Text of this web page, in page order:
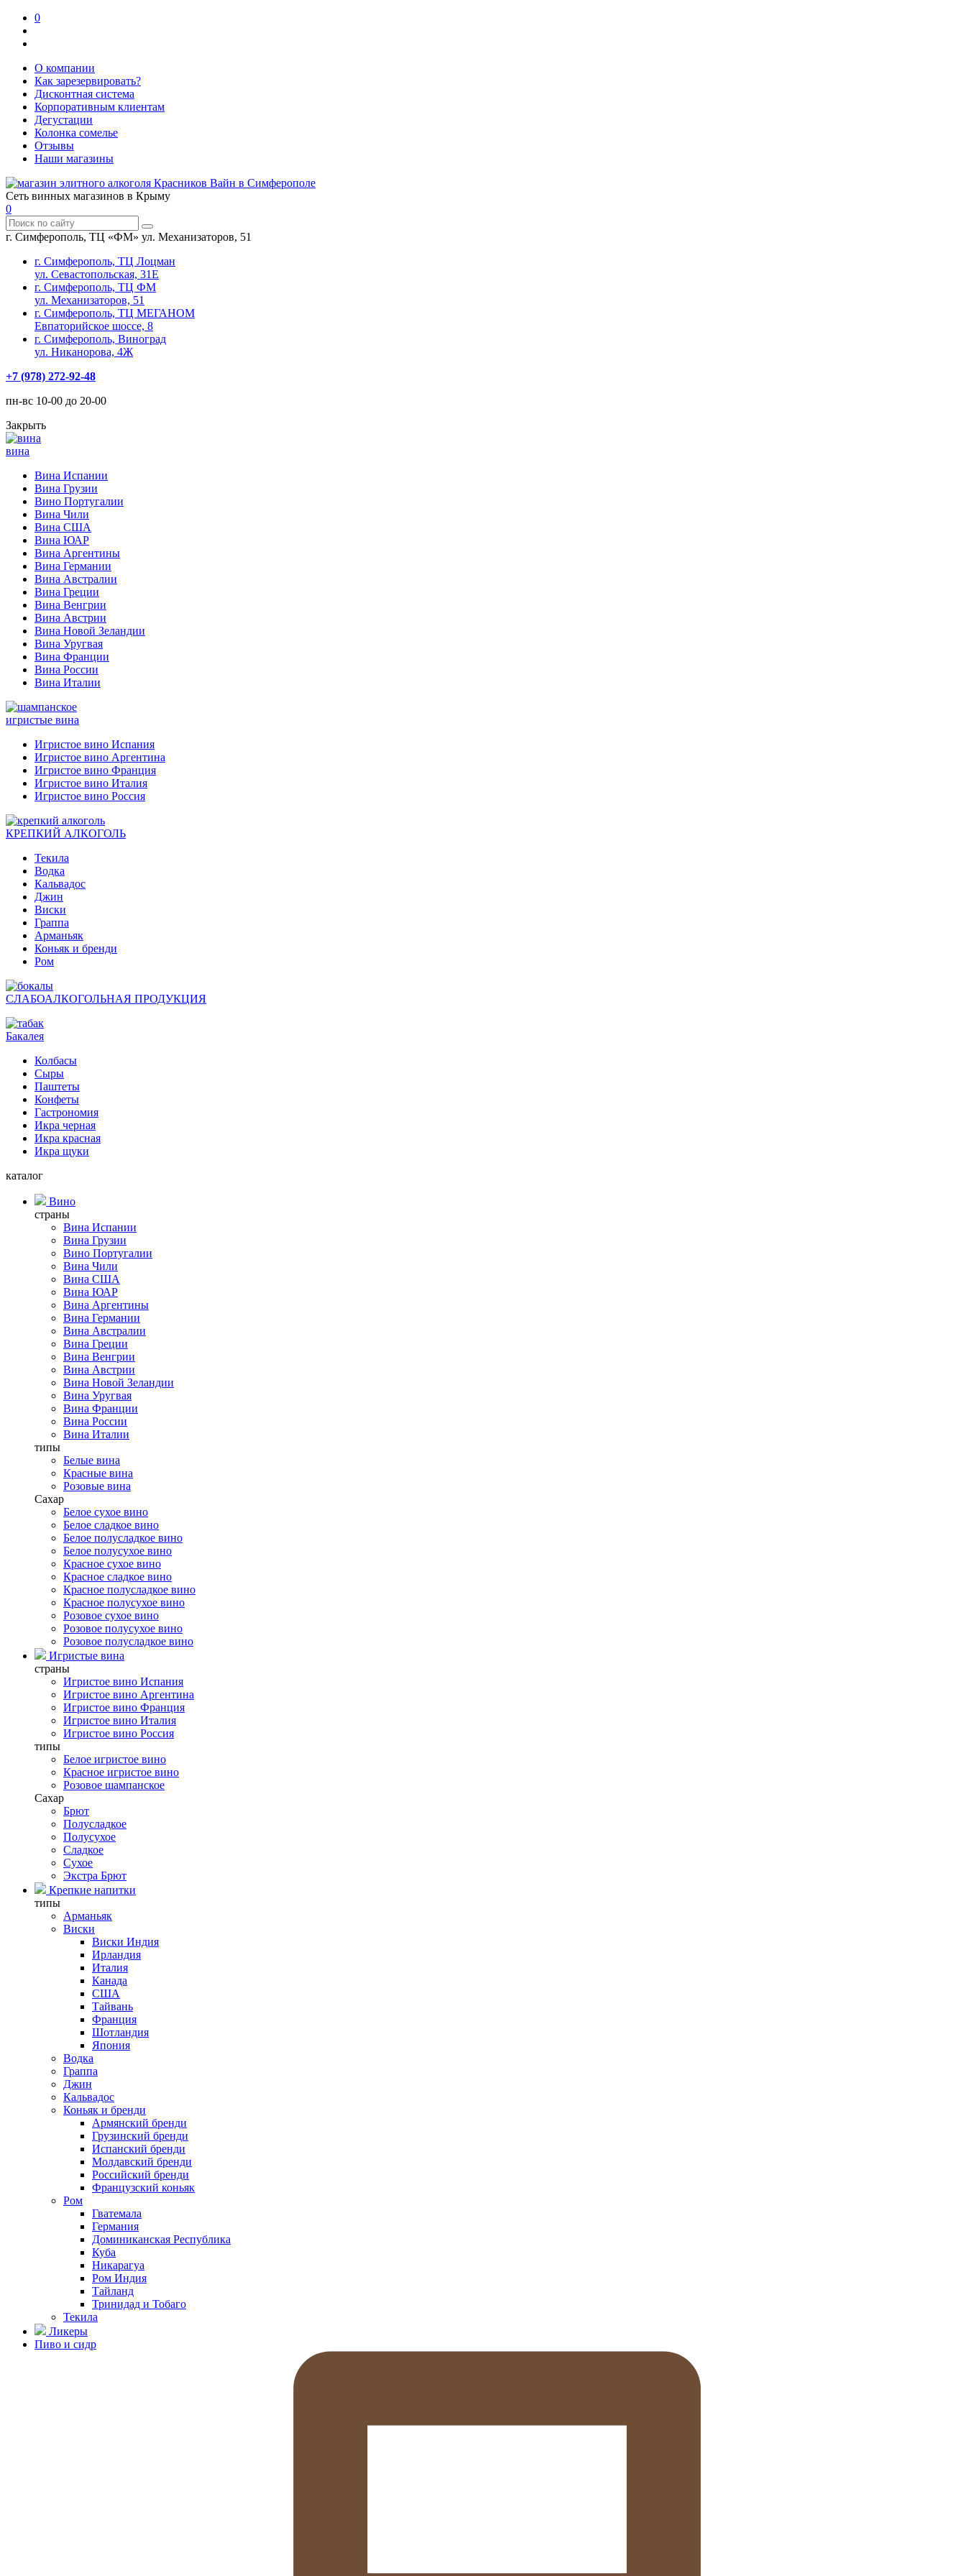
0
О компании
Как зарезервировать?
Дисконтная система
Корпоративным клиентам
Дегустации
Колонка сомелье
Отзывы
Наши магазины
Сеть винных магазинов в Крыму
0
г. Симферополь, ТЦ «ФМ» ул. Механизаторов, 51
г. Симферополь, ТЦ Лоцман
ул. Севастопольская, 31Е
г. Симферополь, ТЦ ФМ
ул. Механизаторов, 51
г. Симферополь, ТЦ МЕГАНОМ
Евпаторийское шоссе, 8
г. Симферополь, Виноград
ул. Никанорова, 4Ж
+7 (978) 272-92-48
пн-вс 10-00 до 20-00
Закрыть
вина
Вина Испании
Вина Грузии
Вино Португалии
Вина Чили
Вина США
Вина ЮАР
Вина Аргентины
Вина Германии
Вина Австралии
Вина Греции
Вина Венгрии
Вина Австрии
Вина Новой Зеландии
Вина Уругвая
Вина Франции
Вина России
Вина Италии
игристые вина
Игристое вино Испания
Игристое вино Аргентина
Игристое вино Франция
Игристое вино Италия
Игристое вино Россия
КРЕПКИЙ АЛКОГОЛЬ
Текила
Водка
Кальвадос
Джин
Виски
Граппа
Арманьяк
Коньяк и бренди
Ром
СЛАБОАЛКОГОЛЬНАЯ ПРОДУКЦИЯ
Бакалея
Колбасы
Сыры
Паштеты
Конфеты
Гастрономия
Икра черная
Икра красная
Икра щуки
каталог
Вино
страны
Вина Испании
Вина Грузии
Вино Португалии
Вина Чили
Вина США
Вина ЮАР
Вина Аргентины
Вина Германии
Вина Австралии
Вина Греции
Вина Венгрии
Вина Австрии
Вина Новой Зеландии
Вина Уругвая
Вина Франции
Вина России
Вина Италии
типы
Белые вина
Красные вина
Розовые вина
Сахар
Белое сухое вино
Белое сладкое вино
Белое полусладкое вино
Белое полусухое вино
Красное сухое вино
Красное сладкое вино
Красное полусладкое вино
Красное полусухое вино
Розовое сухое вино
Розовое полусухое вино
Розовое полусладкое вино
Игристые вина
страны
Игристое вино Испания
Игристое вино Аргентина
Игристое вино Франция
Игристое вино Италия
Игристое вино Россия
типы
Белое игристое вино
Красное игристое вино
Розовое шампанское
Сахар
Брют
Полусладкое
Полусухое
Сладкое
Сухое
Экстра Брют
Крепкие напитки
типы
Арманьяк
Виски
Виски Индия
Ирландия
Италия
Канада
США
Тайвань
Франция
Шотландия
Япония
Водка
Граппа
Джин
Кальвадос
Коньяк и бренди
Армянский бренди
Грузинский бренди
Испанский бренди
Молдавский бренди
Российский бренди
Французский коньяк
Ром
Гватемала
Германия
Доминиканская Республика
Куба
Никарагуа
Ром Индия
Тайланд
Тринидад и Тобаго
Текила
Ликеры
Пиво и сидр